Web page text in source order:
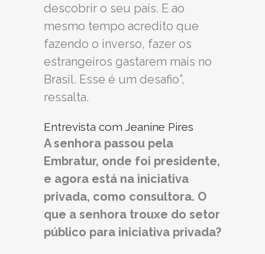
descobrir o seu país. E ao
mesmo tempo acredito que
fazendo o inverso, fazer os
estrangeiros gastarem mais no
Brasil. Esse é um desafio”,
ressalta.
Entrevista com Jeanine Pires
A senhora passou pela
Embratur, onde foi presidente,
e agora está na iniciativa
privada, como consultora. O
que a senhora trouxe do setor
público para iniciativa privada?